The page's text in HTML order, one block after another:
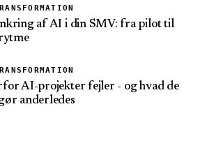
af AI i din SMV: fra pilot til
AI-projekter fejler - og hvad de
anderledes